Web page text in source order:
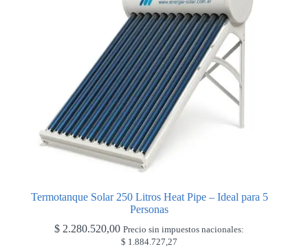
Termotanque Solar 250 Litros Heat Pipe – Ideal para 5
Personas
$ 2.280.520,00 Precio sin impuestos nacionales:
$ 1.884.727,27